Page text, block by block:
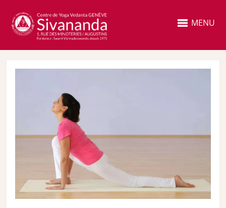
MENU